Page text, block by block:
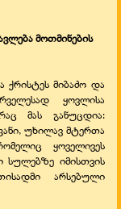
მოთმინების
ქრისტეს მიბაძო და
ყოვლისა
მას განუცდია:
უხილავ მტერთა
ყოველივეს
სულებზე იმისთვის
არსებული